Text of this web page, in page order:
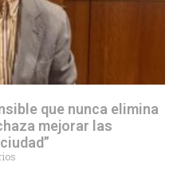
que nunca elimina
mejorar las